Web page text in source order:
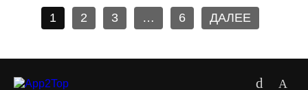
1 2 3 … 6 ДАЛЕЕ